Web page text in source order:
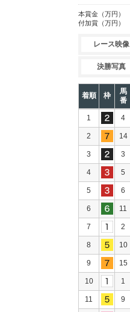
本賞金 （万円）
付加賞 （万円）
レース映像
決勝写真
着順 枠
馬
番
1 4
2 14
3 3
4 5
5 6
6 11
7 2
8 10
9 15
10 1
11 9